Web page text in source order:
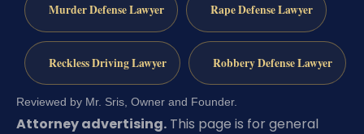
Murder Defense Lawyer Rape Defense Lawyer
Reckless Driving Lawyer Robbery Defense Lawyer
Reviewed by Mr. Sris, Owner and Founder.
Attorney advertising. This page is for general